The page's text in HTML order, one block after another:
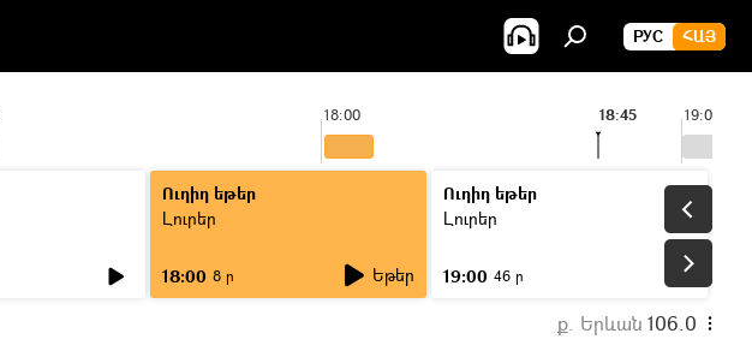
РУС ՀԱՅ
18:00 19:00
18:45
Ուղիղ եթեր
Լուրեր
18:00 8 ր Եթեր
Ուղիղ եթեր
Լուրեր
19:00 46 ր
ք. Երևան 106.0